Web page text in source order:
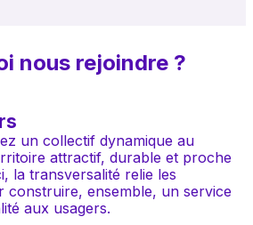
nous rejoindre ?
un collectif dynamique au
attractif, durable et proche
la transversalité relie les
construire, ensemble, un service
aux usagers.